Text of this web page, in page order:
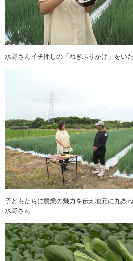
水野さんイチ押しの「ねぎふりかけ」をい
子どもたちに農業の魅力を伝え地元に九条
水野さん